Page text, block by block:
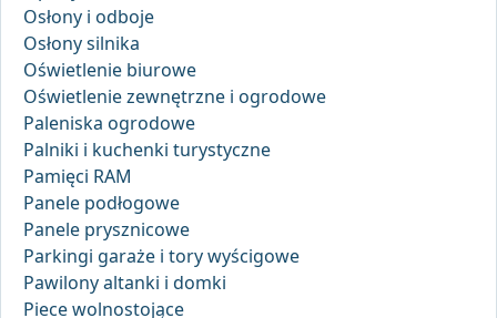
Osłony i odboje
Osłony silnika
Oświetlenie biurowe
Oświetlenie zewnętrzne i ogrodowe
Paleniska ogrodowe
Palniki i kuchenki turystyczne
Pamięci RAM
Panele podłogowe
Panele prysznicowe
Parkingi garaże i tory wyścigowe
Pawilony altanki i domki
Piece wolnostojące